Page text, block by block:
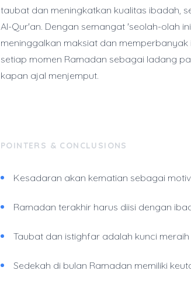
taubat dan meningkatkan kualitas ibadah,
Al-Qur'an. Dengan semangat 'seolah-olah
meninggalkan maksiat dan
setiap momen Ramadan sebagai ladang
kapan ajal menjemput.
POINTERS & CONCLUSIONS
Kesadaran akan kematian sebagai
Ramadan terakhir harus diisi dengan
Taubat dan istighfar adalah kunci meraih
Sedekah di bulan Ramadan memiliki